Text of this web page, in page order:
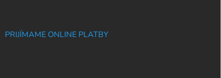
PRIJÍMAME ONLINE PLATBY